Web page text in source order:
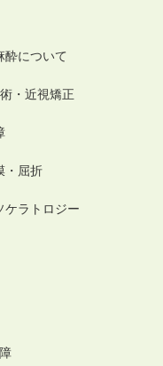
酔について
・近視矯正
・屈折
ケラトロジー